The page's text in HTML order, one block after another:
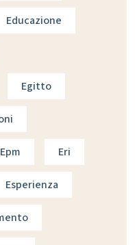
Educazione
Egitto
Epm Eri
Esperienza